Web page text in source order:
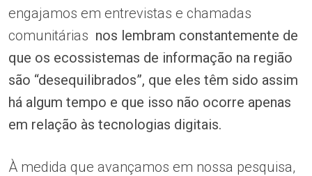
engajamos em entrevistas e chamadas
comunitárias nos lembram constantemente de
que os ecossistemas de informação na região
são “desequilibrados”, que eles têm sido assim
há algum tempo e que isso não ocorre apenas
em relação às tecnologias digitais.
À medida que avançamos em nossa pesquisa,